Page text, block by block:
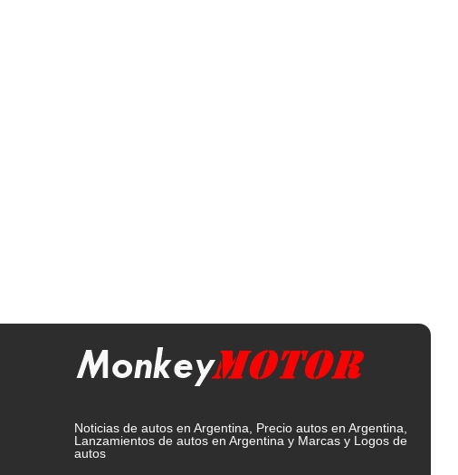
Noticias de autos en Argentina, Precio autos en Argentina,
Lanzamientos de autos en Argentina y Marcas y Logos de
autos